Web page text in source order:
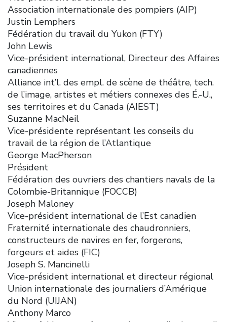
Association internationale des pompiers (AIP)
Justin Lemphers
Fédération du travail du Yukon (FTY)
John Lewis
Vice-président international, Directeur des Affaires
canadiennes
Alliance int’l. des empl. de scène de théâtre, tech.
de l’image, artistes et métiers connexes des É.-U.,
ses territoires et du Canada (AIEST)
Suzanne MacNeil
Vice-présidente représentant les conseils du
travail de la région de l’Atlantique
George MacPherson
Président
Fédération des ouvriers des chantiers navals de la
Colombie-Britannique (FOCCB)
Joseph Maloney
Vice-président international de l’Est canadien
Fraternité internationale des chaudronniers,
constructeurs de navires en fer, forgerons,
forgeurs et aides (FIC)
Joseph S. Mancinelli
Vice-président international et directeur régional
Union internationale des journaliers d’Amérique
du Nord (UIJAN)
Anthony Marco